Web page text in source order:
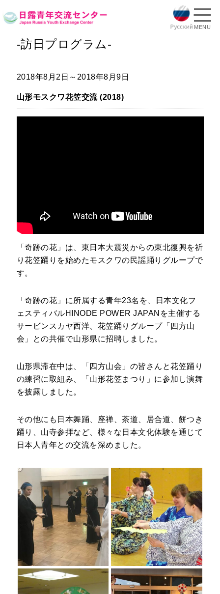
MENU
-訪日プログラム-
2018年8月2日～2018年8月9日
山形モスクワ花笠交流 (2018)
「奇跡の花」は、東日本大震災からの東北復興を祈
り花笠踊りを始めたモスクワの民謡踊りグループで
す。
「奇跡の花」に所属する青年23名を、日本文化フ
ェスティバルHINODE POWER JAPANを主催する
サービンスカヤ西洋、花笠踊りグループ「四方山
会」との共催で山形県に招聘しました。
山形県滞在中は、「四方山会」の皆さんと花笠踊り
の練習に取組み、「山形花笠まつり」に参加し演舞
を披露しました。
その他にも日本舞踊、座禅、茶道、居合道、餅つき
踊り、山寺参拝など、様々な日本文化体験を通じて
日本人青年との交流を深めました。